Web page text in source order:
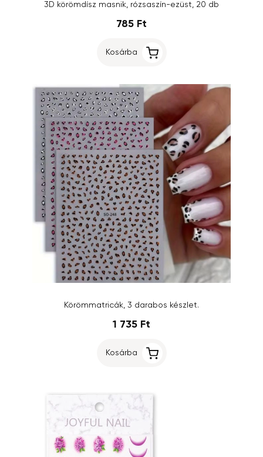
3D körömdísz masnik, rózsaszín-ezüst, 20 db
785 Ft
Kosárba
Körömmatricák, 3 darabos készlet.
1 735 Ft
Kosárba